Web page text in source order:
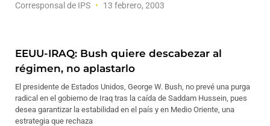
Corresponsal de IPS 13 febrero, 2003
EEUU-IRAQ: Bush quiere descabezar al
régimen, no aplastarlo
El presidente de Estados Unidos, George W. Bush, no prevé una purga
radical en el gobierno de Iraq tras la caída de Saddam Hussein, pues
desea garantizar la estabilidad en el país y en Medio Oriente, una
estrategia que rechaza